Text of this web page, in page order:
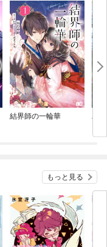
結界師の一輪華
バ
今
もっと見る